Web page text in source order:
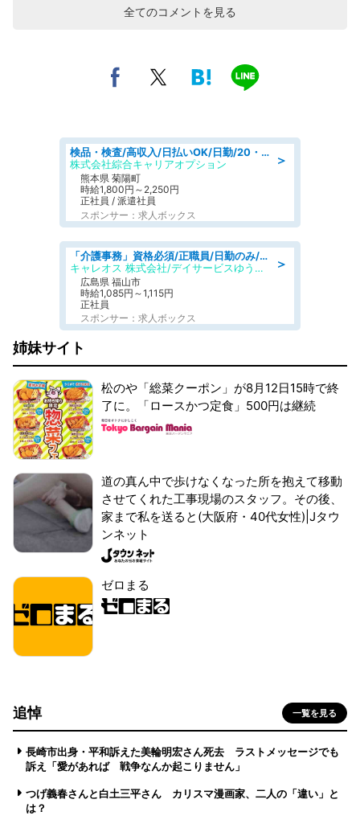
全てのコメントを見る
＞
検品・検査/高収入/日払いOK/日勤/20・30・40代活躍中/製造 工場
株式会社綜合キャリアオプション
熊本県 菊陽町
時給1,800円～2,250円
正社員 / 派遣社員
スポンサー：求人ボックス
＞
「介護事務」資格必須/正職員/日勤のみ/デイサービス
キャレオス 株式会社/デイサービスゆうゆう南本庄
広島県 福山市
時給1,085円～1,115円
正社員
スポンサー：求人ボックス
姉妹サイト
松のや「総菜クーポン」が8月12日15時で終
了に。「ロースかつ定食」500円は継続
道の真ん中で歩けなくなった所を抱えて移動
させてくれた工事現場のスタッフ。その後、
家まで私を送ると(大阪府・40代女性)|Jタウ
ンネット
ゼロまる
追悼 一覧を見る
長崎市出身・平和訴えた美輪明宏さん死去 ラストメッセージでも
訴え「愛があれば 戦争なんか起こりません」
つげ義春さんと白土三平さん カリスマ漫画家、二人の「違い」と
は？